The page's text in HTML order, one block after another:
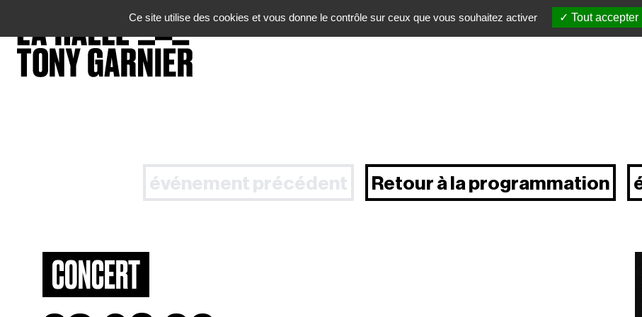
événement précédent Retour à la programmation
CONCERT
Panneau de gestion des cookiesCe site utilise des cookies et vous donne le contrôle sur ceux que vous souhaitez activer Tout accepter